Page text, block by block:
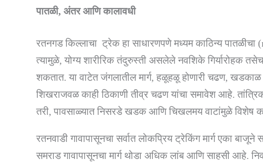
पातळी, अंतर आणि कालावधी
रतनगड किल्लाचा ट्रेक हा साधारणपणे मध्यम काठिन्य पातळीचा
त्यामुळे, योग्य शारीरिक तंदुरुस्ती असलेले नवशिके गिर्यारोहक
शकतात. या वाटेत जंगलातील मार्ग, हळूहळू होणारी चढण,
शिखराजवळ काही ठिकाणी तीव्र चढण यांचा समावेश आहे.
तरी, पावसाळ्यात निसरडे खडक आणि चिखलमय वाटांमुळे
रतनवाडी गावापासूनचा सर्वात लोकप्रिय ट्रेकिंग मार्ग एका
समराड गावापासूनचा मार्ग थोडा अधिक लांब आणि साहसी आहे.